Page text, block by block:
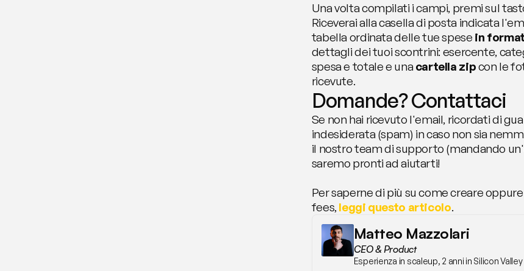
Una volta compilati i campi, premi sul
Riceverai alla casella di posta indicata
tabella ordinata delle tue spese in
dettagli dei tuoi scontrini: esercente,
spesa e totale e una cartella zip con le
ricevute.
Domande? Contattaci
Se non hai ricevuto l'email, ricordati di
indesiderata (spam) in caso non sia
il nostro team di supporto (mandando
saremo pronti ad aiutarti!
Per saperne di più su come creare
fees, leggi questo articolo.
Matteo Mazzolari
CEO & Product
Esperienza in scaleup, 2 anni in Silicon Valley